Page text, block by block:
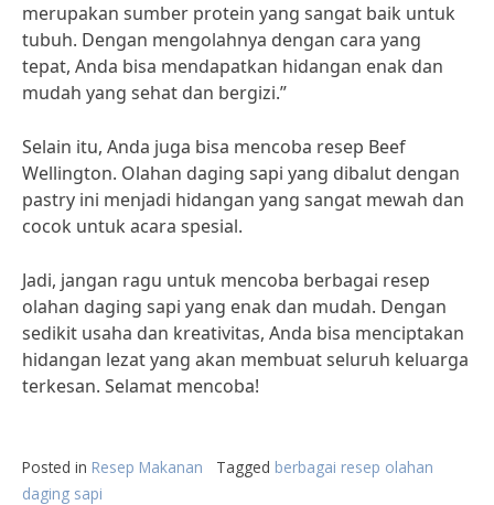
merupakan sumber protein yang sangat baik untuk
tubuh. Dengan mengolahnya dengan cara yang
tepat, Anda bisa mendapatkan hidangan enak dan
mudah yang sehat dan bergizi.”
Selain itu, Anda juga bisa mencoba resep Beef
Wellington. Olahan daging sapi yang dibalut dengan
pastry ini menjadi hidangan yang sangat mewah dan
cocok untuk acara spesial.
Jadi, jangan ragu untuk mencoba berbagai resep
olahan daging sapi yang enak dan mudah. Dengan
sedikit usaha dan kreativitas, Anda bisa menciptakan
hidangan lezat yang akan membuat seluruh keluarga
terkesan. Selamat mencoba!
Posted in Resep Makanan Tagged berbagai resep olahan
daging sapi